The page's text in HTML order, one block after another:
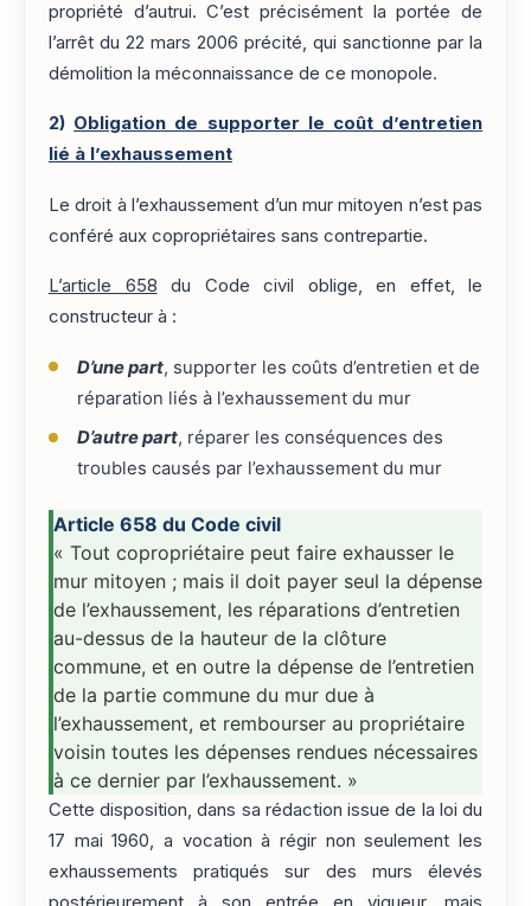
propriété d’autrui. C’est précisément la portée de
l’arrêt du 22 mars 2006 précité, qui sanctionne par la
démolition la méconnaissance de ce monopole.
2) Obligation de supporter le coût d’entretien
lié à l’exhaussement
Le droit à l’exhaussement d’un mur mitoyen n’est pas
conféré aux copropriétaires sans contrepartie.
L’article 658 du Code civil oblige, en effet, le
constructeur à :
D’une part, supporter les coûts d’entretien et de
réparation liés à l’exhaussement du mur
D’autre part, réparer les conséquences des
troubles causés par l’exhaussement du mur
Article 658 du Code civil
« Tout copropriétaire peut faire exhausser le
mur mitoyen ; mais il doit payer seul la dépense
de l’exhaussement, les réparations d’entretien
au-dessus de la hauteur de la clôture
commune, et en outre la dépense de l’entretien
de la partie commune du mur due à
l’exhaussement, et rembourser au propriétaire
voisin toutes les dépenses rendues nécessaires
à ce dernier par l’exhaussement. »
Cette disposition, dans sa rédaction issue de la loi du
17 mai 1960, a vocation à régir non seulement les
exhaussements pratiqués sur des murs élevés